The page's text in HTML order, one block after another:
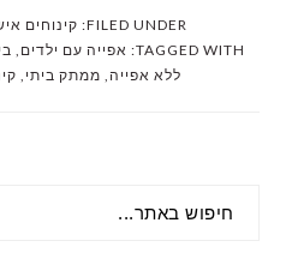
FILED UNDER: קינוחים
TAGGED WITH: אפייה עם ילדים ,
ללא אפייה, ממתק ביתי ,
SIDEBAR